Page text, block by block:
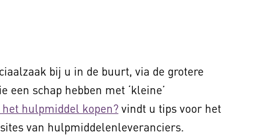
bij u in de buurt, via de grotere
schap hebben met ‘kleine’
hulpmiddel kopen? vindt u tips voor het
van hulpmiddelenleveranciers.